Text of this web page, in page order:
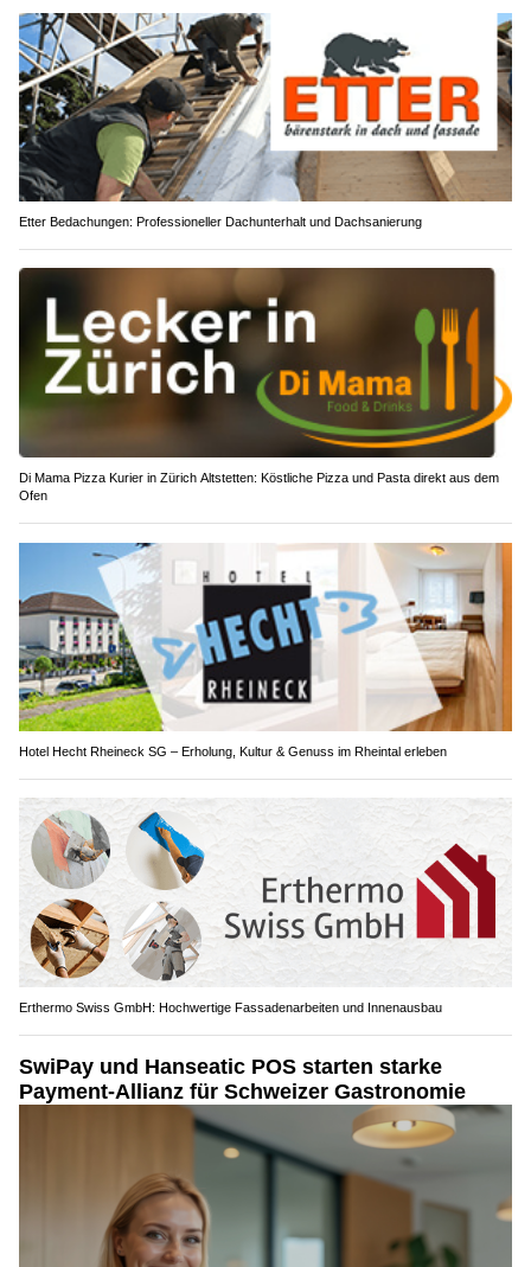
Etter Bedachungen: Professioneller Dachunterhalt und Dachsanierung
Di Mama Pizza Kurier in Zürich Altstetten: Köstliche Pizza und Pasta direkt aus dem
Ofen
Hotel Hecht Rheineck SG – Erholung, Kultur & Genuss im Rheintal erleben
Erthermo Swiss GmbH: Hochwertige Fassadenarbeiten und Innenausbau
SwiPay und Hanseatic POS starten starke
Payment-Allianz für Schweizer Gastronomie